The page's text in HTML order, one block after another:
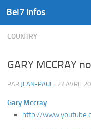
Skip to content
Bel7 Infos
COUNTRY
GARY MCCRAY
PAR JEAN-PAUL · 27 AVRIL
Gary Mccray
http://